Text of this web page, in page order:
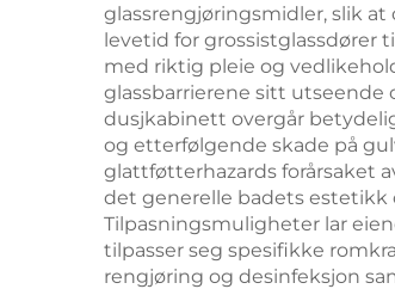
glassrengjøringsmidler, slik
levetid for grossistglassdører
med riktig pleie og
glassbarrierene sitt utseende
dusjkabinett overgår
og etterfølgende skade på
glattføtterhazards forårsaket
det generelle badets
Tilpasningsmuligheter lar
tilpasser seg spesifikke
rengjøring og desinfeksjon